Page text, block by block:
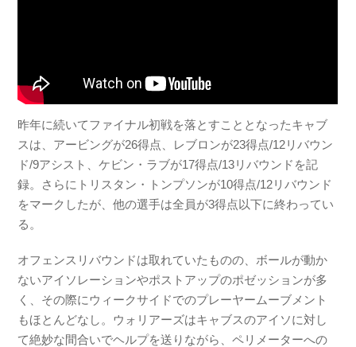
昨年に続いてファイナル初戦を落とすこととなったキャブ
スは、アービングが26得点、レブロンが23得点/12リバウン
ド/9アシスト、ケビン・ラブが17得点/13リバウンドを記
録。さらにトリスタン・トンプソンが10得点/12リバウンド
をマークしたが、他の選手は全員が3得点以下に終わってい
る。
オフェンスリバウンドは取れていたものの、ボールが動か
ないアイソレーションやポストアップのポゼッションが多
く、その際にウィークサイドでのプレーヤームーブメント
もほとんどなし。ウォリアーズはキャブスのアイソに対し
て絶妙な間合いでヘルプを送りながら、ペリメーターへの